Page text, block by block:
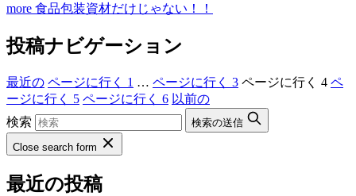
more 食品包装資材だけじゃない！！
投稿ナビゲーション
最近の ページに行く 1 … ページに行く 3 ページに行く 4 ペ
ージに行く 5 ページに行く 6 以前の
検索
検索の送信
Close search form
最近の投稿